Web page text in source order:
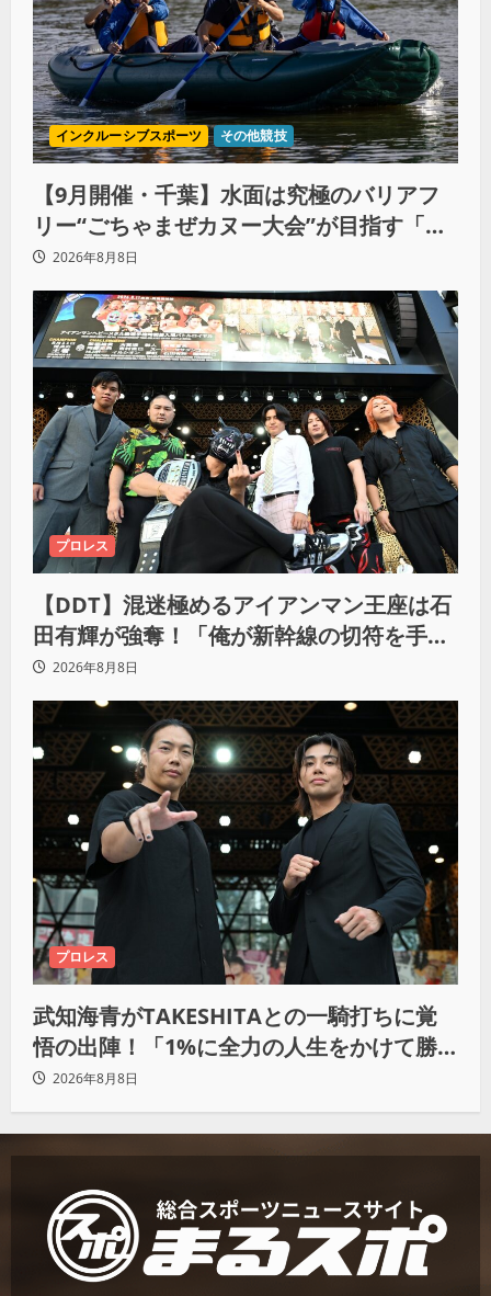
インクルーシブスポーツ その他競技
【9月開催・千葉】水面は究極のバリアフ
リー“ごちゃまぜカヌー大会”が目指す「誰
もが主役になれる地域共生社会」
2026年8月8日
プロレス
【DDT】混迷極めるアイアンマン王座は石
田有輝が強奪！「俺が新幹線の切符を手に
入れるからな！逃げ切るぞ」
2026年8月8日
プロレス
武知海青がTAKESHITAとの一騎打ちに覚
悟の出陣！「1%に全力の人生をかけて勝
ちにいきたい」
2026年8月8日